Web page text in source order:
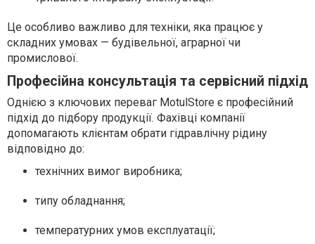
Це особливо важливо для техніки, яка працює у
складних умовах — будівельної, аграрної чи
промислової.
Професійна консультація та сервісний підхід
Однією з ключових переваг MotulStore є професійний
підхід до підбору продукції. Фахівці компанії
допомагають клієнтам обрати гідравлічну рідину
відповідно до:
технічних вимог виробника;
типу обладнання;
температурних умов експлуатації;